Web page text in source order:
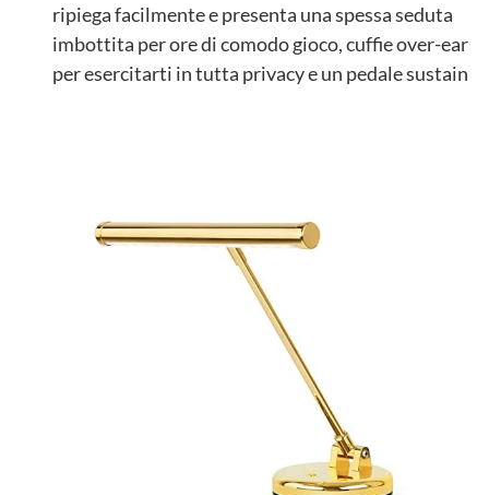
ripiega facilmente e presenta una spessa seduta
imbottita per ore di comodo gioco, cuffie over-ear
per esercitarti in tutta privacy e un pedale sustain